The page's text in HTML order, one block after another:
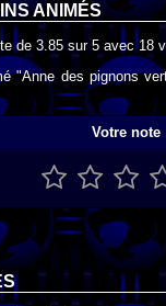
ANIMÉS
de 3.85 sur 5 avec18
"Anne des pignons
Votre note